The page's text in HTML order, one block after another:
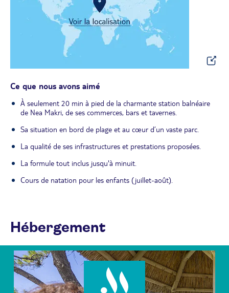
Ce que nous avons aimé
À seulement 20 min à pied de la charmante station balnéaire
de Nea Makri, de ses commerces, bars et tavernes.
Sa situation en bord de plage et au cœur d’un vaste parc.
La qualité de ses infrastructures et prestations proposées.
La formule tout inclus jusqu'à minuit.
Cours de natation pour les enfants (juillet-août).
Hébergement